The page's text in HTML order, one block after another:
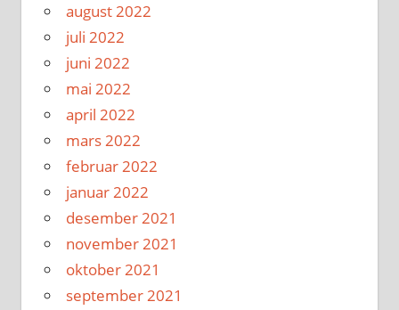
august 2022
juli 2022
juni 2022
mai 2022
april 2022
mars 2022
februar 2022
januar 2022
desember 2021
november 2021
oktober 2021
september 2021